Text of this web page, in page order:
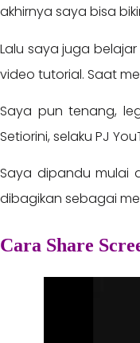
akhirnya saya bisa
Lalu saya juga
video tutorial. Saat
Saya pun tenang,
Setiorini, selaku PJ
Saya dipandu mulai
dibagikan sebagai
Cara Share